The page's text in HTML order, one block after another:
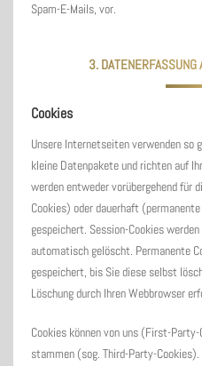
Spam-E-Mails, vor.
3.
Cookies
Unsere Internetseiten verwenden so
kleine Datenpakete und richten auf
werden entweder vorübergehend für
Cookies) oder dauerhaft
gespeichert. Session-Cookies
automatisch gelöscht. Permanente
gespeichert, bis Sie diese selbst
Löschung durch Ihren Webbrowser
Cookies können von uns (First-
stammen (sog. Third-Party-